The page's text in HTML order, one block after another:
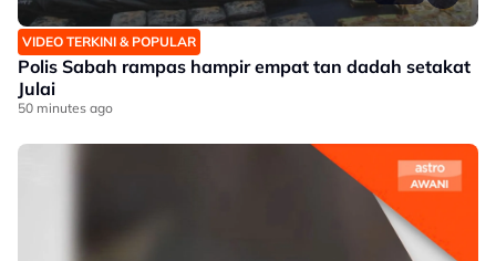
VIDEO TERKINI & POPULAR
Polis Sabah rampas hampir empat tan dadah setakat
Julai
50 minutes ago